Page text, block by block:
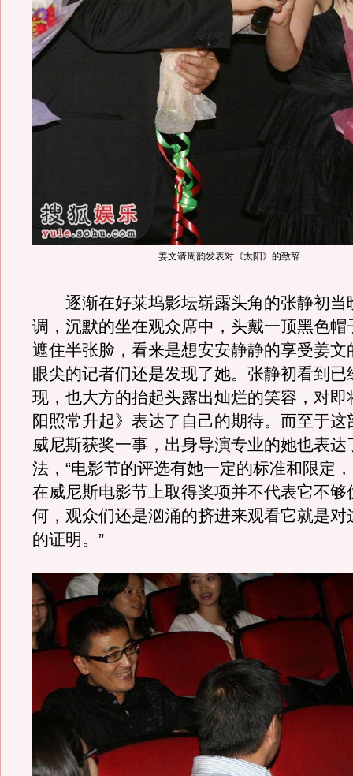
姜文请周韵发表对《太阳》的致辞
逐渐在好莱坞影坛崭露头角的张静初当
调，沉默的坐在观众席中，头戴一顶黑色帽
遮住半张脸，看来是想安安静静的享受姜文
眼尖的记者们还是发现了她。张静初看到已
现，也大方的抬起头露出灿烂的笑容，对即
阳照常升起》表达了自己的期待。而至于这
威尼斯获奖一事，出身导演专业的她也表达
法，“电影节的评选有她一定的标准和限定
在威尼斯电影节上取得奖项并不代表它不够
何，观众们还是汹涌的挤进来观看它就是对
的证明。”